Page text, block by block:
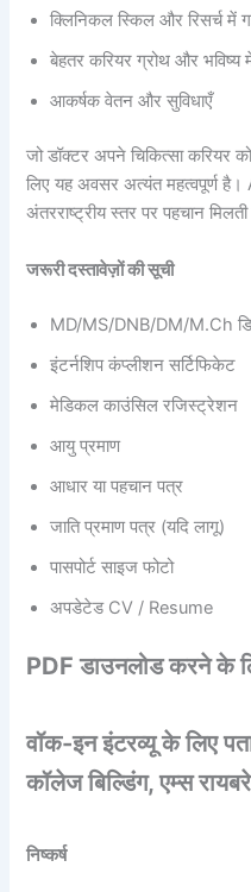
क्लिनिकल स्किल और रिसर्च में
बेहतर करियर ग्रोथ और
आकर्षक वेतन और सुविधाएँ
जो डॉक्टर अपने चिकित्सा करियर
लिए यह अवसर अत्यंत महत्वपूर्ण
अंतरराष्ट्रीय स्तर पर पहचान
जरूरी दस्तावेज़ों की सूची
MD/MS/DNB/DM/M.Ch
इंटर्नशिप कंप्लीशन सर्टिफिकेट
मेडिकल काउंसिल रजिस्ट्रेशन
आयु प्रमाण
आधार या पहचान पत्र
जाति प्रमाण पत्र (यदि लागू)
पासपोर्ट साइज फोटो
अपडेटेड CV / Resume
PDF डाउनलोड करने के
वॉक-इन इंटरव्यू के लिए
कॉलेज बिल्डिंग, एम्स
निष्कर्ष